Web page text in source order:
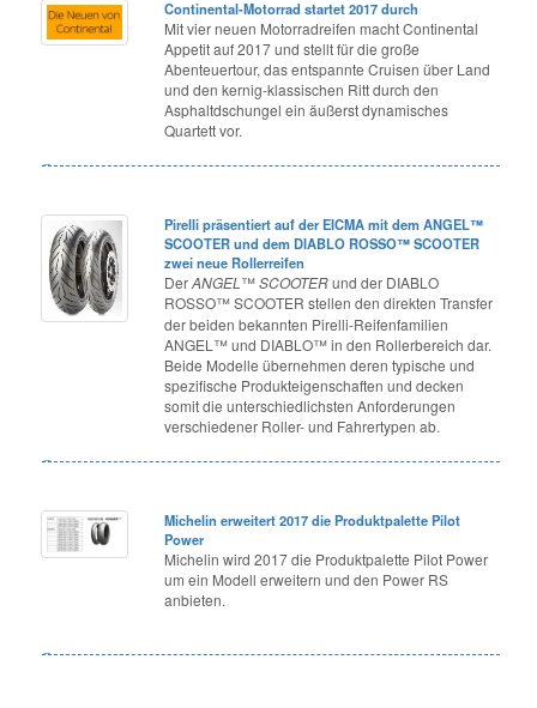
Continental-Motorrad startet 2017 durch
Mit vier neuen Motorradreifen macht Continental
Appetit auf 2017 und stellt für die große
Abenteuertour, das entspannte Cruisen über Land
und den kernig-klassischen Ritt durch den
Asphaltdschungel ein äußerst dynamisches
Quartett vor.
Pirelli präsentiert auf der EICMA mit dem ANGEL™
SCOOTER und dem DIABLO ROSSO™ SCOOTER
zwei neue Rollerreifen
DerANGEL ™SCOOTERund der DIABLO
ROSSO™ SCOOTER stellen den direkten Transfer
der beiden bekannten Pirelli-Reifenfamilien
ANGEL™ und DIABLO™ in den Rollerbereich dar.
Beide Modelle übernehmen deren typische und
spezifische Produkteigenschaften und decken
somit die unterschiedlichsten Anforderungen
verschiedener Roller- und Fahrertypen ab.
Michelin erweitert 2017 die Produktpalette Pilot
Power
Michelin wird 2017 die Produktpalette Pilot Power
um ein Modell erweitern und den Power RS
anbieten.